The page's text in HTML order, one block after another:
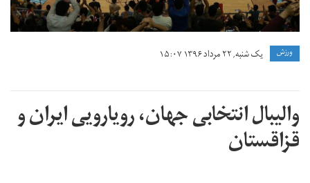
ورزش یک شنبه, ۲۲ مرداد ۱۳۹۶ ۱۵:۰۷
والیبال انتخابی جهان، رویارویی ایران و
قزاقستان